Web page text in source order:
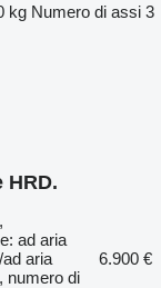
kg Numero di assi 3
HRD.
ad aria
aria
numero di
6.900 €